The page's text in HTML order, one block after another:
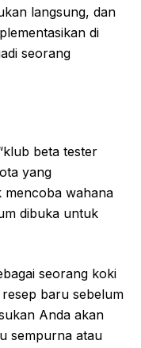
langsung, dan
di
seorang
beta tester
yang
mencoba wahana
dibuka untuk
seorang koki
baru sebelum
Anda akan
sempurna atau